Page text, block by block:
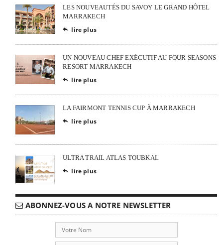
LES NOUVEAUTÉS DU SAVOY LE GRAND HÔTEL
MARRAKECH
 lire plus
UN NOUVEAU CHEF EXÉCUTIF AU FOUR SEASONS
RESORT MARRAKECH
 lire plus
LA FAIRMONT TENNIS CUP À MARRAKECH
 lire plus
ULTRA TRAIL ATLAS TOUBKAL
 lire plus
ABONNEZ-VOUS A NOTRE NEWSLETTER